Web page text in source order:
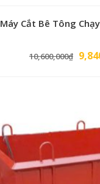
Máy Cắt Bê Tông
10,600,000₫ Giá